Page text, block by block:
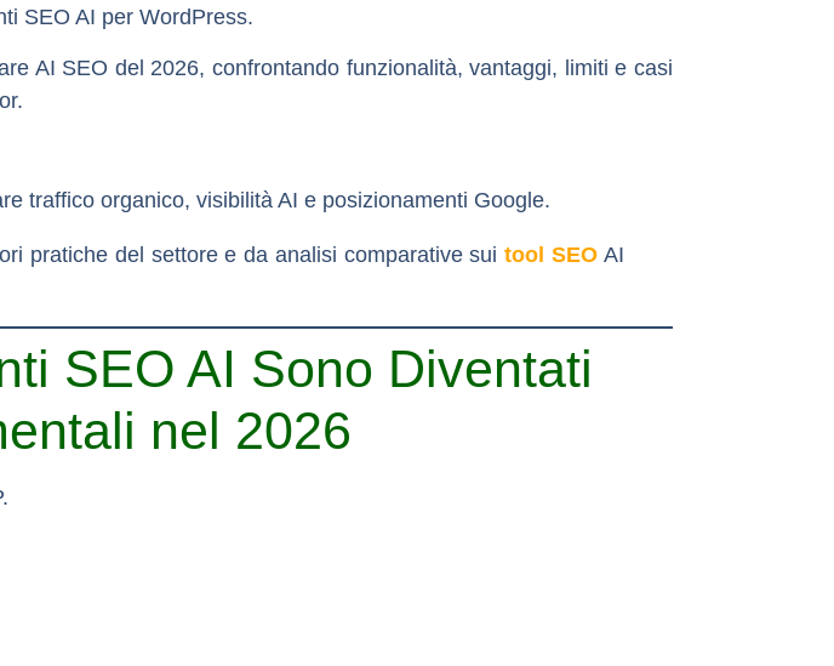
SEO AI per WordPress.
AI SEO del 2026, confrontando funzionalità, vantaggi, limiti e casi
traffico organico, visibilità AI e posizionamenti Google.
pratiche del settore e da analisi comparative suitool SEO AI
SEO AI Sono Diventati
nel 2026